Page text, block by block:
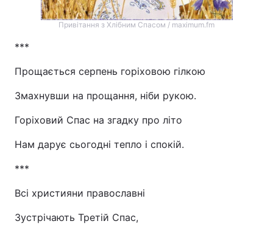
Привітання з Хлібним Спасом / maximum.fm
***
Прощається серпень горіховою гілкою
Змахнувши на прощання, ніби рукою.
Горіховий Спас на згадку про літо
Нам дарує сьогодні тепло і спокій.
***
Всі християни православні
Зустрічають Третій Спас,